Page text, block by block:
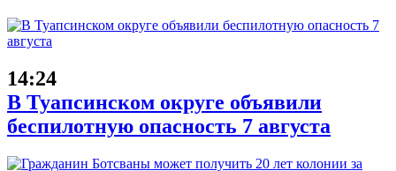
14:24
В Туапсинском округе объявили
беспилотную опасность 7 августа